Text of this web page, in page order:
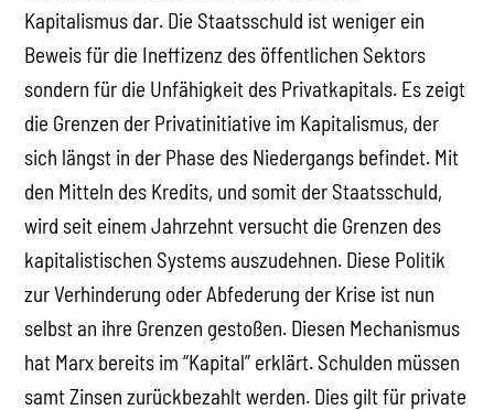
Kapitalismus dar. Die Staatsschuld ist weniger ein
Beweis für die Ineffizenz des öffentlichen Sektors
sondern für die Unfähigkeit des Privatkapitals. Es zeigt
die Grenzen der Privatinitiative im Kapitalismus, der
sich längst in der Phase des Niedergangs befindet. Mit
den Mitteln des Kredits, und somit der Staatsschuld,
wird seit einem Jahrzehnt versucht die Grenzen des
kapitalistischen Systems auszudehnen. Diese Politik
zur Verhinderung oder Abfederung der Krise ist nun
selbst an ihre Grenzen gestoßen. Diesen Mechanismus
hat Marx bereits im “Kapital” erklärt. Schulden müssen
samt Zinsen zurückbezahlt werden. Dies gilt für private